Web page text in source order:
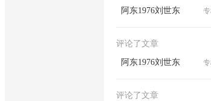
阿东1976刘世东
评论了文章
阿东1976刘世东
评论了文章